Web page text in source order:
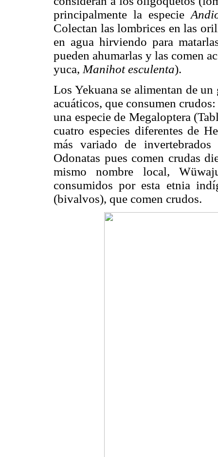
principalmente la especie
Colectan las lombrices en las
en agua hirviendo para
pueden ahumarlas y las comen
yuca,Manihot esculenta).
Los Yekuana se alimentan de
acuáticos, que consumen
una especie de Megaloptera
cuatro especies diferentes de
más variado de
Odonatas pues comen crudas
mismo nombre local,
consumidos por esta etnia
(bivalvos), que comen crudos.